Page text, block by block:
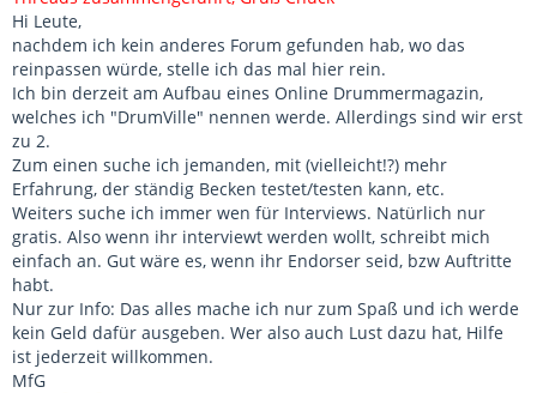
Hi Leute,
nachdem ich kein anderes Forum gefunden hab, wo das
reinpassen würde, stelle ich das mal hier rein.
Ich bin derzeit am Aufbau eines Online Drummermagazin,
welches ich "DrumVille" nennen werde. Allerdings sind wir erst
zu 2.
Zum einen suche ich jemanden, mit (vielleicht!?) mehr
Erfahrung, der ständig Becken testet/testen kann, etc.
Weiters suche ich immer wen für Interviews. Natürlich nur
gratis. Also wenn ihr interviewt werden wollt, schreibt mich
einfach an. Gut wäre es, wenn ihr Endorser seid, bzw Auftritte
habt.
Nur zur Info: Das alles mache ich nur zum Spaß und ich werde
kein Geld dafür ausgeben. Wer also auch Lust dazu hat, Hilfe
ist jederzeit willkommen.
MfG